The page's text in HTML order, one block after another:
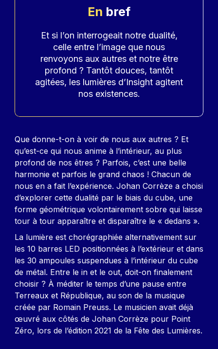
En bref
Accroche
Et si l’on interrogeait notre dualité,
celle entre l’image que nous
renvoyons aux autres et notre être
profond ? Tantôt douces, tantôt
agitées, les lumières d’Insight agitent
nos existences.
Contenu
Que donne-t-on à voir de nous aux autres ? Et
qu’est-ce qui nous anime à l’intérieur, au plus
profond de nos êtres ? Parfois, c’est une belle
harmonie et parfois le grand chaos ! Chacun de
nous en a fait l’expérience. Johan Corrèze a choisi
d’explorer cette dualité par le biais du cube, une
forme géométrique volontairement sobre qui laisse
tour à tour apparaître et disparaître le « dedans ».
La lumière est chorégraphiée alternativement sur
les 10 barres LED positionnées à l’extérieur et dans
les 30 ampoules suspendues à l’intérieur du cube
de métal. Entre le in et le out, doit-on finalement
choisir ? À méditer le temps d’une pause entre
Terreaux et République, au son de la musique
créée par Romain Preuss. Le musicien avait déjà
œuvré aux côtés de Johan Corrèze pour Point
Zéro, lors de l’édition 2021 de la Fête des Lumières.